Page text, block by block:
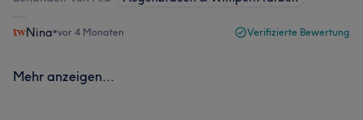
Nina•vor 4 Monaten Verifizierte Bewertung
Mehr anzeigen...